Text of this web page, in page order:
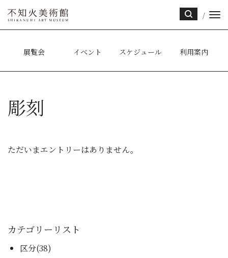
ト内
/
展覧会 イベント スケジュール 利用案内
彫刻
ただいまエントリーはありません。
カテゴリーリスト
区分(38)